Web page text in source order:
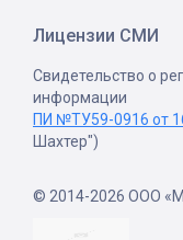
Лицензии СМИ
Свидетельство о
информации
ПИ №ТУ59-0916 от
Шахтер")
© 2014-2026 ООО